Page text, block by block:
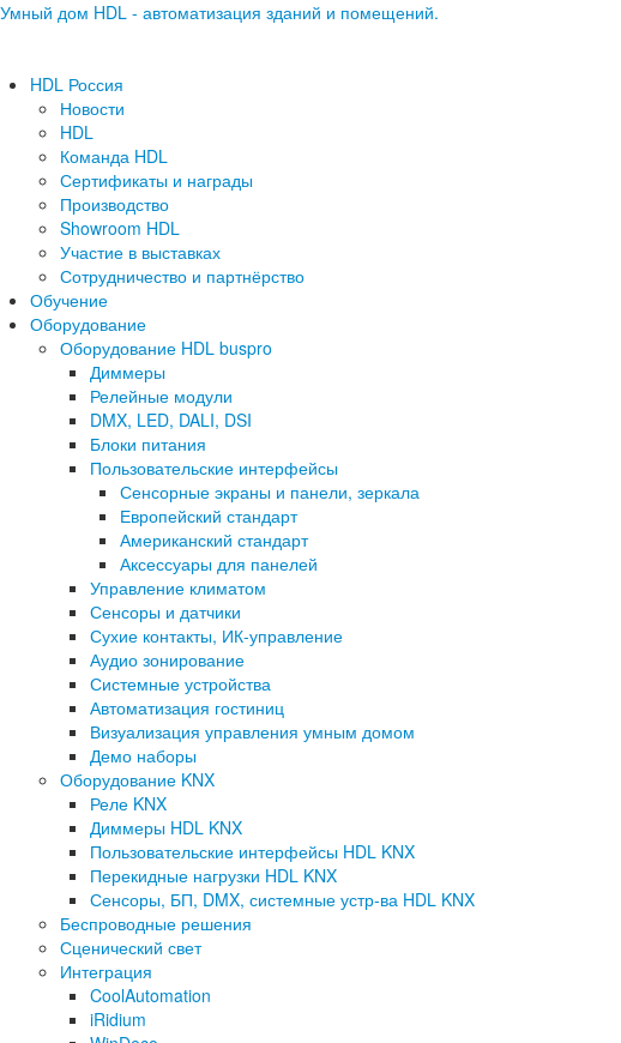
Умный дом HDL - автоматизация зданий и помещений.
HDL Россия
Новости
HDL
Команда HDL
Сертификаты и награды
Производство
Showroom HDL
Участие в выставках
Сотрудничество и партнёрство
Обучение
Оборудование
Оборудование HDL buspro
Диммеры
Релейные модули
DMX, LED, DALI, DSI
Блоки питания
Пользовательские интерфейсы
Сенсорные экраны и панели, зеркала
Европейский стандарт
Американский стандарт
Аксессуары для панелей
Управление климатом
Сенсоры и датчики
Сухие контакты, ИК-управление
Аудио зонирование
Системные устройства
Автоматизация гостиниц
Визуализация управления умным домом
Демо наборы
Оборудование KNX
Реле KNX
Диммеры HDL KNX
Пользовательские интерфейсы HDL KNX
Перекидные нагрузки HDL KNX
Сенсоры, БП, DMX, системные устр-ва HDL KNX
Беспроводные решения
Сценический свет
Интеграция
CoolAutomation
iRidium